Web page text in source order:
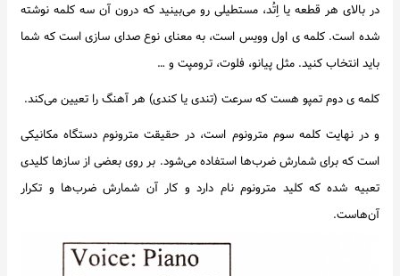
در بالای هر قطعه یا اِتُد، مستطیلی رو می‌بینید که درون آن سه کلمه نوشته
شده است. کلمه ی اول وویس است، به معنای نوع صدای سازی است که شما
باید انتخاب کنید. مثل پیانو، فلوت، ترومپت و …
کلمه ی دوم تمپو هست که سرعت (تندی یا کندی) هر آهنگ را تعیین می‌کند.
و در نهایت کلمه سوم مترونوم است، در حقیقت مترونوم دستگاه مکانیکی
است که برای شمارش ضرب‌ها استفاده می‌شود. بر روی بعضی از سازها کلیدی
تعبیه شده که کلید مترونوم نام دارد و کار آن شمارش ضرب‌ها و تکرار
آن‌هاست.